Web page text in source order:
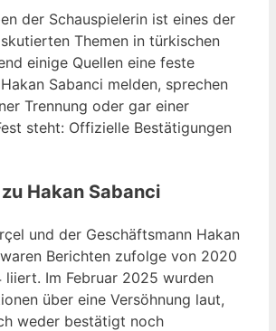
der Schauspielerin ist eines der
Themen in türkischen
einige Quellen eine feste
Sabanci melden, sprechen
Trennung oder gar einer
steht: Offizielle Bestätigungen
Hakan Sabanci
und der Geschäftsmann Hakan
Berichten zufolge von 2020
liiert. Im Februar 2025 wurden
über eine Versöhnung laut,
weder bestätigt noch